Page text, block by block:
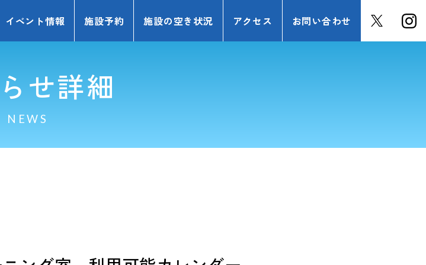
イベント情報 施設予約 施設の空き状況 アクセス お問い合わせ
せ詳細
NEWS